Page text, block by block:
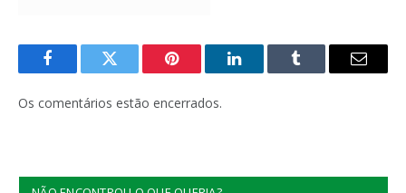
FacebookTwitter Pinterest LinkedInTumblr
E-
Os comentários estão encerrados.